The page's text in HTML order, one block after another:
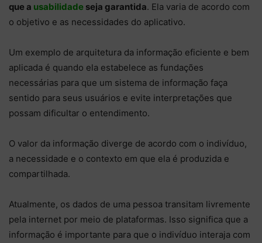
que a usabilidade seja garantida. Ela varia de acordo com
o objetivo e as necessidades do aplicativo.
Um exemplo de arquitetura da informação eficiente e bem
aplicada é quando ela estabelece as fundações
necessárias para que um sistema de informação faça
sentido para seus usuários e evite interpretações que
possam dificultar o entendimento.
O valor da informação diverge de acordo com o indivíduo,
a necessidade e o contexto em que ela é produzida e
compartilhada.
Atualmente, os dados de uma pessoa transitam livremente
pela internet por meio de plataformas. Isso significa que a
informação é importante para que o indivíduo interaja com